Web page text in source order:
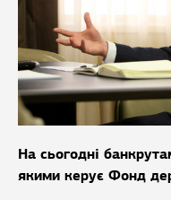
На сьогодні
якими керує Фонд